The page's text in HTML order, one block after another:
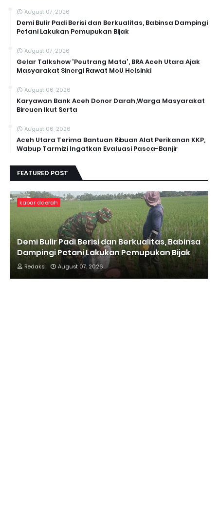
August 07, 2026
Demi Bulir Padi Berisi dan Berkualitas, Babinsa Dampingi
Petani Lakukan Pemupukan Bijak
August 07, 2026
Gelar Talkshow 'Peutrang Mata', BRA Aceh Utara Ajak
Masyarakat Sinergi Rawat MoU Helsinki
August 06, 2026
Karyawan Bank Aceh Donor Darah,Warga Masyarakat
Bireuen Ikut Serta
August 06, 2026
Aceh Utara Terima Bantuan Ribuan Alat Perikanan KKP,
Wabup Tarmizi Ingatkan Evaluasi Pasca-Banjir
FEATURED POST
kabar daerah
Demi Bulir Padi Berisi dan Berkualitas, Babinsa
Dampingi Petani Lakukan Pemupukan Bijak
Redaksi August 07, 2026